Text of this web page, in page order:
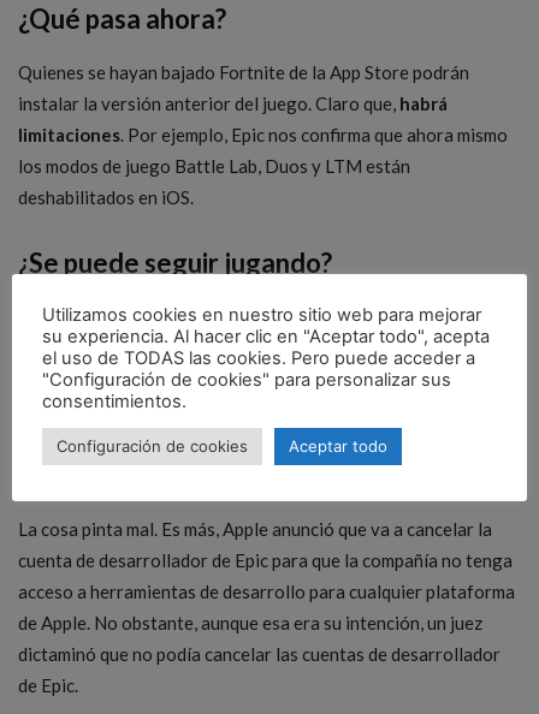
¿Qué pasa ahora?
Quienes se hayan bajado Fortnite de la App Store podrán
instalar la versión anterior del juego. Claro que, habrá
limitaciones . Por ejemplo, Epic nos confirma que ahora mismo
los modos de juego Battle Lab, Duos y LTM están
deshabilitados en iOS.
¿Se puede seguir jugando?
Si quieres seguir jugando con total libertad y disfrutar de las
últimas actualizaciones de Fortnite siempre que lleguen,
tendrás que disfrutarlo en un dispositivo Android, Windows
en consolas comoPlayStation, Xbox o Nintendo Switch
¿Volverá Fortnite?
La cosa pinta mal. Es más, Apple anunció que va a cancelar la
cuenta de desarrollador de Epic para que la compañía no tenga
acceso a herramientas de desarrollo para cualquier plataforma
de Apple. No obstante, aunque esa era su intención, un juez
dictaminó que no podía cancelar las cuentas de desarrollador
de Epic.
Utilizamos cookies en nuestro sitio web para mejorar
su experiencia. Al hacer clic en "Aceptar todo", acepta
el uso de TODAS las cookies. Pero puede acceder a
"Configuración de cookies" para personalizar sus
consentimientos.
Configuración de cookies Aceptar todo